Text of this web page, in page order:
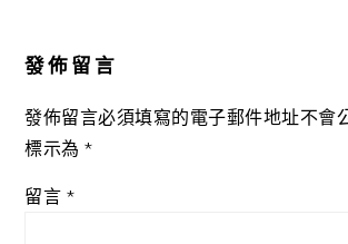
發佈留言
發佈留言必須填寫的電子郵件地址不會
標示為*
留言 *